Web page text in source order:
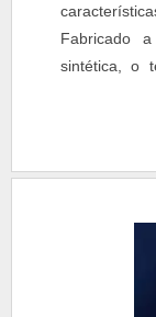
Fabricado
sintética, o